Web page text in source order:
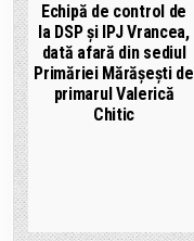
Echipă de control de
la DSP și IPJ Vrancea,
dată afară din sediul
Primăriei Mărășești de
primarul Valerică
Chitic